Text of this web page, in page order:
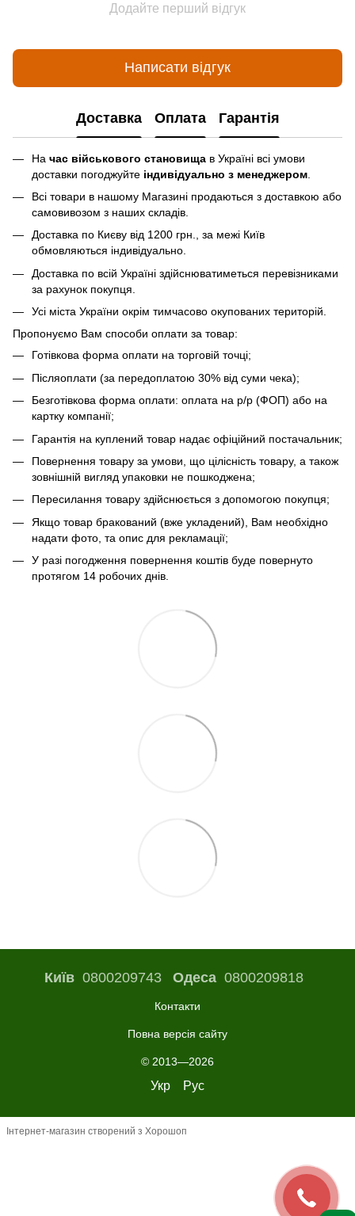
Додайте перший відгук
Написати відгук
Доставка Оплата Гарантія
На час військового становища в Україні всі умови
доставки погоджуйте індивідуально з менеджером
Всі товари в нашому Магазині продаються з доставкою або
самовивозом з наших складів.
Доставка по Києву від 1200 грн., за межі Київ
обмовляються індивідуально.
Доставка по всій Україні здійснюватиметься перевізниками
за рахунок покупця.
Усі міста України окрім тимчасово окупованих територій.
Пропонуємо Вам способи оплати за товар:
Готівкова форма оплати на торговій точці;
Післяоплати (за передоплатою 30% від суми чека);
Безготівкова форма оплати: оплата на р/р (ФОП) або на
картку компанії;
Гарантія на куплений товар надає офіційний постачальник;
Повернення товару за умови, що цілісність товару, а також
зовнішній вигляд упаковки не пошкоджена;
Пересилання товару здійснюється з допомогою покупця;
Якщо товар бракований (вже укладений), Вам необхідно
надати фото, та опис для рекламації;
У разі погодження повернення коштів буде повернуто
протягом 14 робочих днів.
Київ0800209743 Одеса0800209818
Контакти
Повна версія сайту
© 2013—2026
Укр Рус
Інтернет-магазин створений з Хорошоп